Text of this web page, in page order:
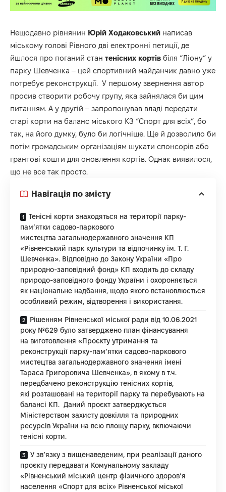
Нещодавно рівнянин Юрій Ходаковський написав
міському голові Рівного дві електронні петиції, де
йшлося про поганий стан тенісних кортів біля “Ліону” у
парку Шевченка – цей спортивний майданчик давно уже
потребує реконструкції. У першому звернення автор
просив створити робочу групу, яка зайнялася би цим
питанням. А у другій – запропонував владі передати
старі корти на баланс міського КЗ “Спорт для всіх”, бо
так, на його думку, було би логічніше. Ще й дозволило би
потім громадським організаціям шукати спонсорів або
грантові кошти для оновлення кортів. Однак виявилося,
що не все так просто.
Навігація по змісту
Тенісні корти знаходяться на території парку-
пам’ятки садово-паркового
мистецтва загальнодержавного значення КП
«Рівненський парк культури та відпочинку ім. Т. Г.
Шевченка». Відповідно до Закону України «Про
природно-заповідний фонд» КП входить до складу
природо-заповідного фонду України і охороняється
як національне надбання, щодо якого встановлюється
особливий режим, відтворення і використання.
Рішенням Рівненської міської ради від 10.06.2021
року №629 було затверджено план фінансування
на виготовлення «Проєкту утримання та
реконструкції парку-пам’ятки садово-паркового
мистецтва загальнодержавного значення імені
Тараса Григоровича Шевченка», в якому в т.ч.
передбачено реконструкцію тенісних кортів,
які розташовані на території парку та перебувають на
балансі КП. Даний проєкт затверджується
Міністерством захисту довкілля та природних
ресурсів України на всю площу парку, включаючи
тенісні корти.
У зв’язку з вищенаведеним, при реалізації даного
проєкту передавати Комунальному закладу
«Рівненський міський центр фізичного здоров’я
населення «Спорт для всіх» Рівненської міської